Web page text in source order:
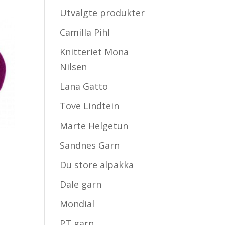
Utvalgte produkter
Camilla Pihl
Knitteriet Mona
Nilsen
Lana Gatto
Tove Lindtein
Marte Helgetun
Sandnes Garn
Du store alpakka
Dale garn
Mondial